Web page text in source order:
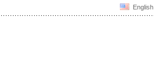
English